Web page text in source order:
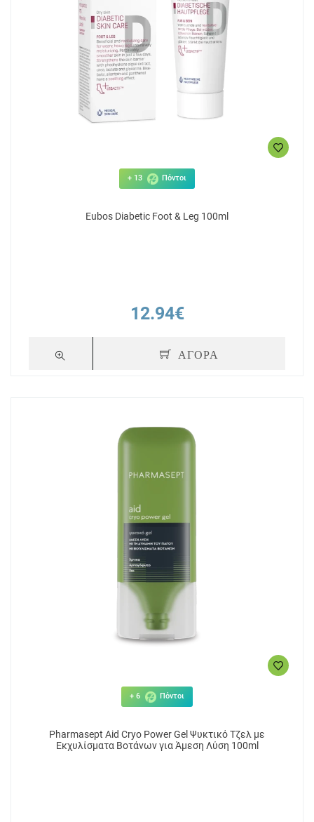
+ 13 Πόντοι
Eubos Diabetic Foot & Leg 100ml
12.94€
ΑΓΟΡΑ
+ 6 Πόντοι
Pharmasept Aid Cryo Power Gel Ψυκτικό Τζελ με
Εκχυλίσματα Βοτάνων για Άμεση Λύση 100ml